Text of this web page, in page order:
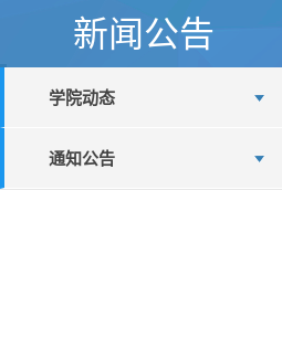
新闻公告
学院动态
通知公告